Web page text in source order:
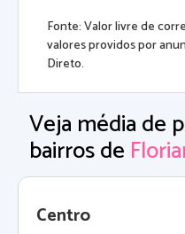
Fonte: Valor livre de
valores providos por
Direto.
Veja média de
bairros de
Centro